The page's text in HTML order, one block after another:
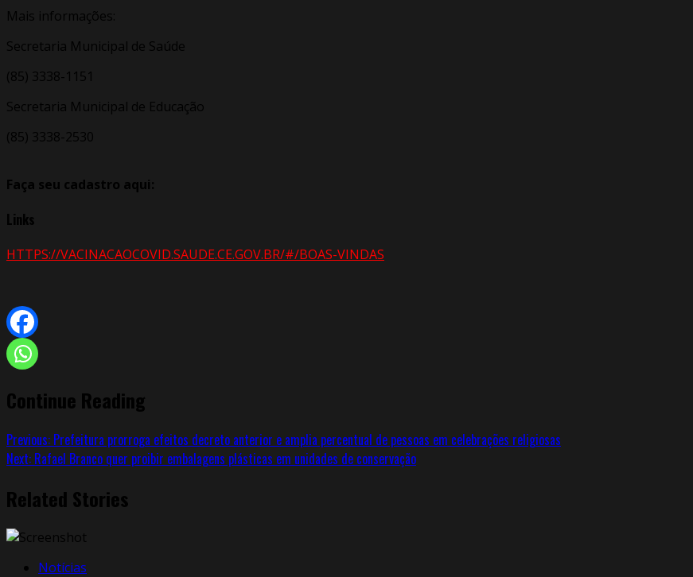
Mais informações:
Secretaria Municipal de Saúde
(85) 3338-1151
Secretaria Municipal de Educação
(85) 3338-2530
Faça seu cadastro aqui:
Links
HTTPS://VACINACAOCOVID.SAUDE.CE.GOV.BR/#/BOAS-VINDAS
Continue Reading
Previous: Prefeitura prorroga efeitos decreto anterior e amplia percentual de pessoas em celebrações religiosas
Next: Rafael Branco quer proibir embalagens plásticas em unidades de conservação
Related Stories
Notícias